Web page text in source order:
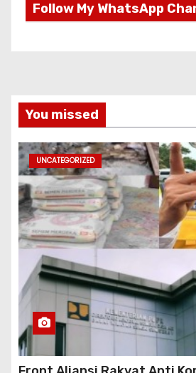
Follow My WhatsApp
You missed
UNCATEGORIZED